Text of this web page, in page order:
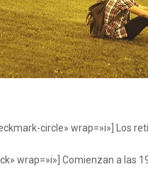
circle» wrap=»i»] Los
wrap=»i»] Comienzan a las